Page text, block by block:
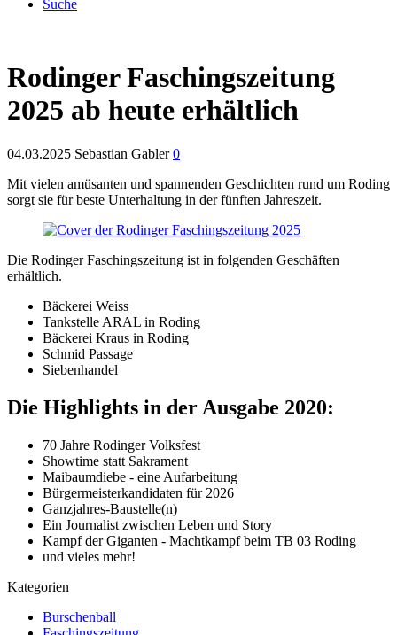
Suche
Rodinger Faschingszeitung
2025 ab heute erhältlich
04.03.2025 Sebastian Gabler 0
Mit vielen amüsanten und spannenden Geschichten rund um Roding
sorgt sie für beste Unterhaltung in der fünften Jahreszeit.
Die Rodinger Faschingszeitung ist in folgenden Geschäften
erhältlich.
Bäckerei Weiss
Tankstelle ARAL in Roding
Bäckerei Kraus in Roding
Schmid Passage
Siebenhandel
Die Highlights in der Ausgabe 2020:
70 Jahre Rodinger Volksfest
Showtime statt Sakrament
Maibaumdiebe - eine Aufarbeitung
Bürgermeisterkandidaten für 2026
Ganzjahres-Baustelle(n)
Ein Journalist zwischen Leben und Story
Kampf der Giganten - Machtkampf beim TB 03 Roding
und vieles mehr!
Kategorien
Burschenball